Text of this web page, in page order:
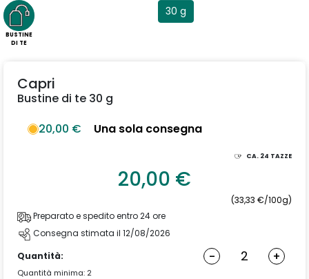
BUSTINE
DI TE
30 g
Capri
Bustine di te 30 g
20,00 €
Una sola consegna
CA. 24 TAZZE
20,00 €
(33,33 €/100g)
Preparato e spedito entro 24 ore
Consegna stimata il 12/08/2026
Quantità:
- +
Quantità minima: 2